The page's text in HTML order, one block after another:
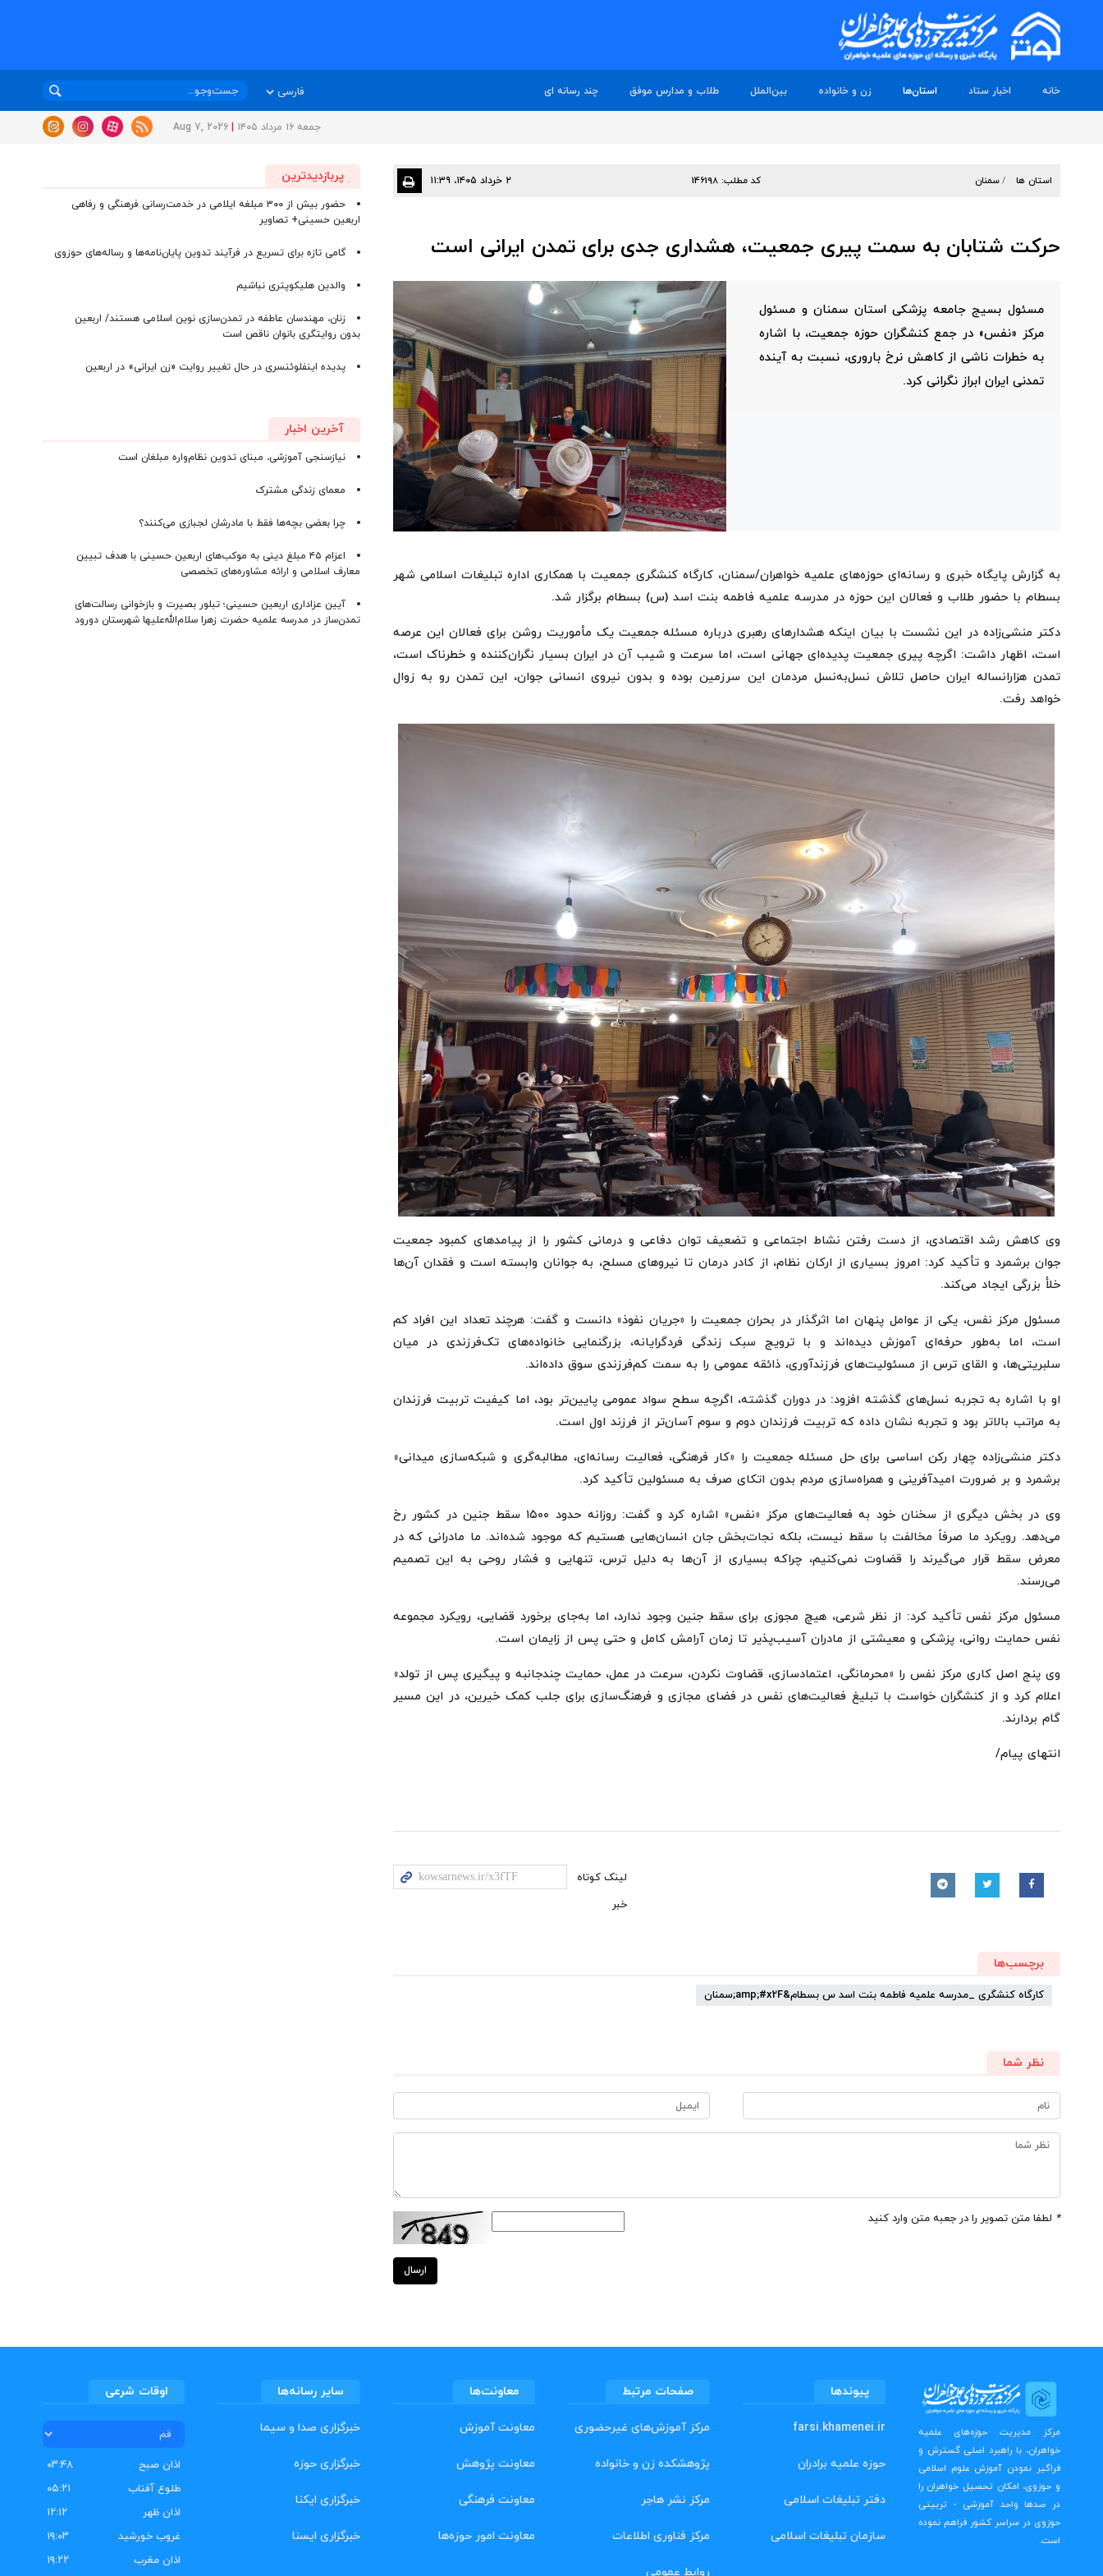
خانه اخبار ستاد استان‌ها زن و خانواده بین‌الملل طلاب و مدارس موفق چند رسانه ای
جمعه ۱۶ مرداد ۱۴۰۵ Aug 7, 2026
استان ها سمنان کد مطلب: 146198 ۲ خرداد ۱۴۰۵، ۱۱:۳۹
حرکت شتابان به سمت پیری جمعیت، هشداری جدی برای تمدن ایرانی است
مسئول بسیج جامعه پزشکی استان سمنان و مسئول
مرکز «نفس» در جمع کنشگران حوزه جمعیت، با اشاره
به خطرات ناشی از کاهش نرخ باروری، نسبت به آینده
تمدنی ایران ابراز نگرانی کرد.
به گزارش پایگاه خبری و رسانه‌ای حوزه‌های علمیه خواهران/سمنان، کارگاه کنشگری جمعیت با همکاری اداره تبلیغات اسلامی شهر
بسطام با حضور طلاب و فعالان این حوزه در مدرسه علمیه فاطمه بنت اسد (س) بسطام برگزار شد.
دکتر منشی‌زاده در این نشست با بیان اینکه هشدارهای رهبری درباره مسئله جمعیت یک مأموریت روشن برای فعالان این عرصه
است، اظهار داشت: اگرچه پیری جمعیت پدیده‌ای جهانی است، اما سرعت و شیب آن در ایران بسیار نگران‌کننده و خطرناک است،
تمدن هزارانساله ایران حاصل تلاش نسل‌به‌نسل مردمان این سرزمین بوده و بدون نیروی انسانی جوان، این تمدن رو به زوال
خواهد رفت.
وی کاهش رشد اقتصادی، از دست رفتن نشاط اجتماعی و تضعیف توان دفاعی و درمانی کشور را از پیامدهای کمبود جمعیت
جوان برشمرد و تأکید کرد: امروز بسیاری از ارکان نظام، از کادر درمان تا نیروهای مسلح، به جوانان وابسته است و فقدان آن‌ها
خلأ بزرگی ایجاد می‌کند.
مسئول مرکز نفس، یکی از عوامل پنهان اما اثرگذار در بحران جمعیت را «جریان نفوذ» دانست و گفت: هرچند تعداد این افراد کم
است، اما به‌طور حرفه‌ای آموزش دیده‌اند و با ترویج سبک زندگی فردگرایانه، بزرگنمایی خانواده‌های تک‌فرزندی در میان
سلبریتی‌ها، و القای ترس از مسئولیت‌های فرزندآوری، ذائقه عمومی را به سمت کم‌فرزندی سوق داده‌اند.
او با اشاره به تجربه نسل‌های گذشته افزود: در دوران گذشته، اگرچه سطح سواد عمومی پایین‌تر بود، اما کیفیت تربیت فرزندان
به مراتب بالاتر بود و تجربه نشان داده که تربیت فرزندان دوم و سوم آسان‌تر از فرزند اول است.
دکتر منشی‌زاده چهار رکن اساسی برای حل مسئله جمعیت را «کار فرهنگی، فعالیت رسانه‌ای، مطالبه‌گری و شبکه‌سازی میدانی»
برشمرد و بر ضرورت امیدآفرینی و همراه‌سازی مردم بدون اتکای صرف به مسئولین تأکید کرد.
وی در بخش دیگری از سخنان خود به فعالیت‌های مرکز «نفس» اشاره کرد و گفت: روزانه حدود ۱۵۰۰ سقط جنین در کشور رخ
می‌دهد. رویکرد ما صرفاً مخالفت با سقط نیست، بلکه نجات‌بخش جان انسان‌هایی هستیم که موجود شده‌اند. ما مادرانی که در
معرض سقط قرار می‌گیرند را قضاوت نمی‌کنیم، چراکه بسیاری از آن‌ها به دلیل ترس، تنهایی و فشار روحی به این تصمیم
می‌رسند.
مسئول مرکز نفس تأکید کرد: از نظر شرعی، هیچ مجوزی برای سقط جنین وجود ندارد، اما به‌جای برخورد قضایی، رویکرد مجموعه
نفس حمایت روانی، پزشکی و معیشتی از مادران آسیب‌پذیر تا زمان آرامش کامل و حتی پس از زایمان است.
وی پنج اصل کاری مرکز نفس را «محرمانگی، اعتمادسازی، قضاوت نکردن، سرعت در عمل، حمایت چندجانبه و پیگیری پس از تولد»
اعلام کرد و از کنشگران خواست با تبلیغ فعالیت‌های نفس در فضای مجازی و فرهنگ‌سازی برای جلب کمک خیرین، در این مسیر
گام بردارند.
انتهای پیام/
لینک کوتاه
خبر
برچسب‌ها
کارگاه کنشگری _مدرسه علمیه فاطمه بنت اسد س بسطام&amp;#x2F;سمنان
نظر شما
* لطفا متن تصویر را در جعبه متن وارد کنید
ارسال
پربازدیدترین
حضور بیش از ۳۰۰ مبلغه ایلامی در خدمت‌رسانی فرهنگی و رفاهی
اربعین حسینی+ تصاویر
گامی تازه برای تسریع در فرآیند تدوین پایان‌نامه‌ها و رساله‌های حوزوی
والدین هلیکوپتری نباشیم
زنان، مهندسان عاطفه در تمدن‌سازی نوین اسلامی هستند/ اربعین
بدون روایتگری بانوان ناقص است
پدیده اینفلوئنسری در حال تغییر روایت «زن ایرانی» در اربعین
آخرین اخبار
نیازسنجی آموزشی، مبنای تدوین نظام‌واره مبلغان است
معمای زندگی مشترک
چرا بعضی بچه‌ها فقط با مادرشان لجبازی می‌کنند؟
اعزام ۴۵ مبلغ دینی به موکب‌های اربعین حسینی با هدف تبیین
معارف اسلامی و ارائه مشاوره‌های تخصصی
آیین عزاداری اربعین حسینی؛ تبلور بصیرت و بازخوانی رسالت‌های
تمدن‌ساز در مدرسه علمیه حضرت زهرا سلام‌الله‌علیها شهرستان دورود
مرکز مدیریت حوزه‌های علمیه
خواهران، با راهبرد اصلی گسترش و
فراگیر نمودن آموزش علوم اسلامی
و حوزوی، امکان تحصیل خواهران را
در صدها واحد آموزشی - تربیتی
حوزوی در سراسر کشور فراهم نموده
است.
پیوندها
farsi.khamenei.ir
حوزه علمیه برادران
دفتر تبلیغات اسلامی
سازمان تبلیغات اسلامی
صفحات مرتبط
مرکز آموزش‌های غیرحضوری
پژوهشکده زن و خانواده
مرکز نشر هاجر
مرکز فناوری اطلاعات
روابط عمومی
معاونت‌ها
معاونت آموزش
معاونت پژوهش
معاونت فرهنگی
معاونت امور حوزه‌ها
سایر رسانه‌ها
خبرگزاری صدا و سیما
خبرگزاری حوزه
خبرگزاری ایکنا
خبرگزاری ایسنا
اوقات شرعی
اذان صبح
۰۳:۴۸
طلوع آفتاب
۰۵:۲۱
اذان ظهر
۱۲:۱۲
غروب خورشید
۱۹:۰۳
اذان مغرب
۱۹:۲۲